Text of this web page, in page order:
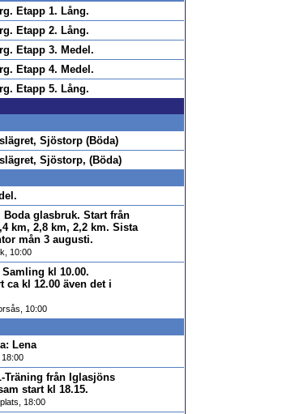
Etapp 1. Lång.
Etapp 2. Lång.
Etapp 3. Medel.
Etapp 4. Medel.
Etapp 5. Lång.
Sjöstorp (Böda)
Sjöstorp, (Böda)
Boda glasbruk. Start från
km, 2,8 km, 2,2 km. Sista
mån 3 augusti.
10:00
kl 10.00.
ca kl 12.00 även det i
10:00
Lena
18:00
Träning från Iglasjöns
start kl 18.15.
18:00